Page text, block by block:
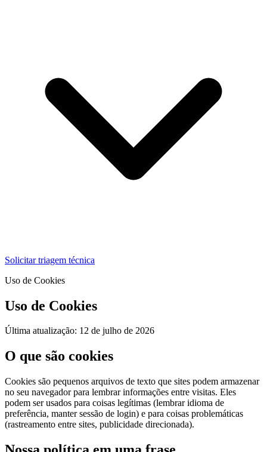
Solicitar triagem técnica
Uso de Cookies
Uso de Cookies
Última atualização: 12 de julho de 2026
O que são cookies
Cookies são pequenos arquivos de texto que sites podem armazenar
no seu navegador para lembrar informações entre visitas. Eles
podem ser usados para coisas legítimas (lembrar idioma de
preferência, manter sessão de login) e para coisas problemáticas
(rastreamento entre sites, publicidade direcionada).